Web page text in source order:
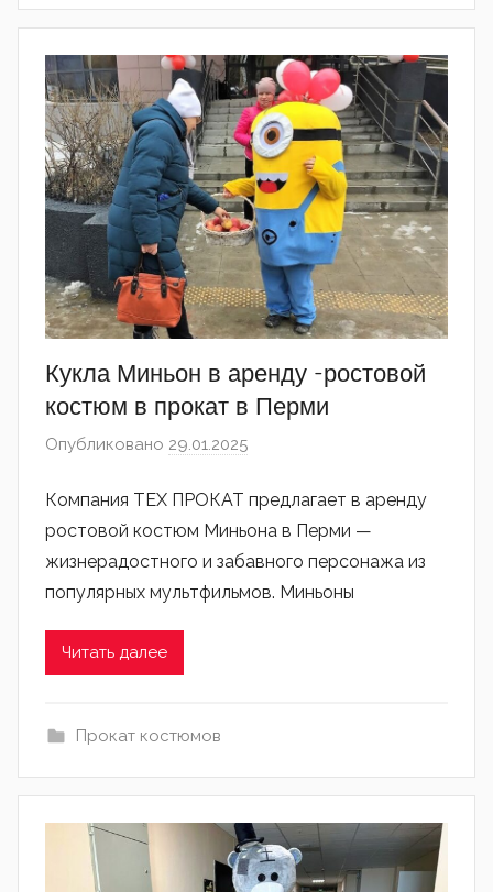
Кукла Миньон в аренду -ростовой
костюм в прокат в Перми
Опубликовано 29.01.2025
Компания ТЕХ ПРОКАТ предлагает в аренду
ростовой костюм Миньона в Перми —
жизнерадостного и забавного персонажа из
популярных мультфильмов. Миньоны
Читать далее
Прокат костюмов